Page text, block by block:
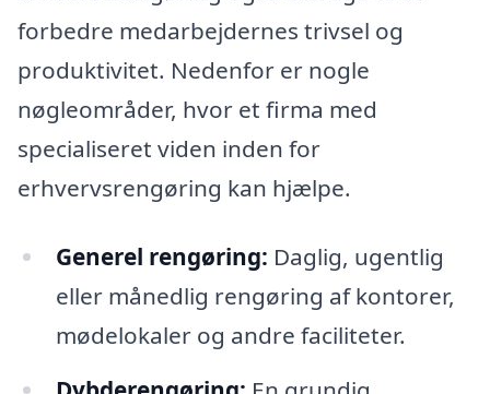
forbedre medarbejdernes trivsel og
produktivitet. Nedenfor er nogle
nøgleområder, hvor et firma med
specialiseret viden inden for
erhvervsrengøring kan hjælpe.
Generel rengøring: Daglig, ugentlig
eller månedlig rengøring af kontorer,
mødelokaler og andre faciliteter.